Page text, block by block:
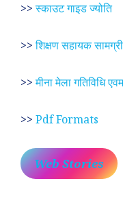
>>स्काउट गाइड ज्योति
>>शिक्षण सहायक
>>मीना मेला गतिविधि
>> Pdf Formats
Web Stories